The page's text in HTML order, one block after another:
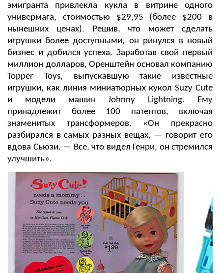
эмигранта привлекла кукла в витрине одного
универмага, стоимостью $29,95 (более $200 в
нынешних ценах). Решив, что может сделать
игрушки более доступными, он ринулся в новый
бизнес и добился успеха. Заработав свой первый
миллион долларов, Оренштейн основал компанию
Topper Toys, выпускавшую такие известные
игрушки, как линия миниатюрных кукол Suzy Cute
и модели машин Johnny Lightning. Ему
принадлежит более 100 патентов, включая
знаменитых трансформеров. «Он прекрасно
разбирался в самых разных вещах, — говорит его
вдова Сьюзи. — Все, что видел Генри, он стремился
улучшить».